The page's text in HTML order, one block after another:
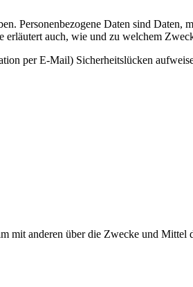
Personenbezogene Daten sind
auch, wie und zu welchem
per E-Mail) Sicherheitslücken
mit anderen über die Zwecke und